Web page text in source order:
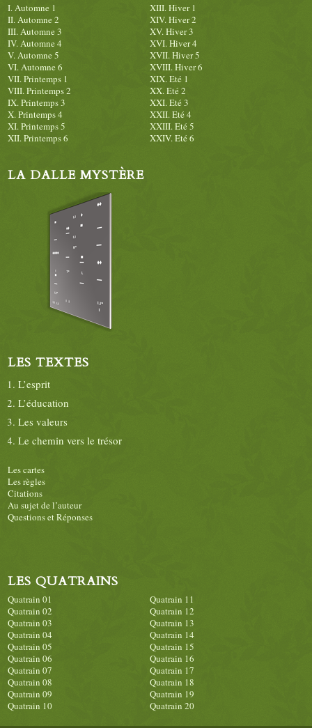
I. Automne 1
II. Automne 2
III. Automne 3
IV. Automne 4
V. Automne 5
VI. Automne 6
XIII. Hiver 1
XIV. Hiver 2
XV. Hiver 3
XVI. Hiver 4
XVII. Hiver 5
XVIII. Hiver 6
VII. Printemps 1
VIII. Printemps 2
IX. Printemps 3
X. Printemps 4
XI. Printemps 5
XII. Printemps 6
XIX. Eté 1
XX. Eté 2
XXI. Eté 3
XXII. Eté 4
XXIII. Eté 5
XXIV. Eté 6
LA DALLE MYSTÈRE
LES TEXTES
L’esprit
L’éducation
Les valeurs
Le chemin vers le trésor
Les cartes
Les règles
Citations
Au sujet de l’auteur
Questions et Réponses
LES QUATRAINS
Quatrain 01
Quatrain 02
Quatrain 03
Quatrain 04
Quatrain 05
Quatrain 06
Quatrain 07
Quatrain 08
Quatrain 09
Quatrain 10
Quatrain 11
Quatrain 12
Quatrain 13
Quatrain 14
Quatrain 15
Quatrain 16
Quatrain 17
Quatrain 18
Quatrain 19
Quatrain 20